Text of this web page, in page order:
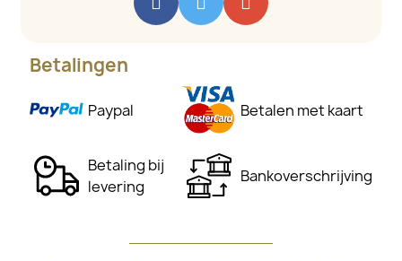
Betalingen
Paypal Betalen met kaart
Betaling bij
levering
Bankoverschrijving